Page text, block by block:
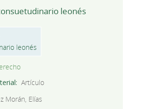
leonés
Artículo
Morán, Elías